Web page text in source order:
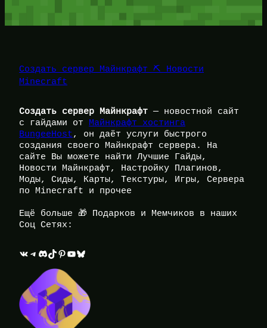
Создать сервер Майнкрафт ⛏️ Новости
Minecraft
Создать сервер Майнкрафт — новостной сайт
с гайдами от
Майнкрафт хостинга
BungeeHost, он даёт услуги быстрого
создания своего Майнкрафт сервера. На
сайте Вы можете найти Лучшие Гайды,
Новости Майнкрафт, Настройку Плагинов,
Моды, Сиды, Карты, Текстуры, Игры, Сервера
по Minecraft и прочее
Ещё больше 🎁 Подарков и Мемчиков в наших
Соц Сетях:
ВКонтакте Telegram Discord TikTok Pinterest YouTube Bluesky